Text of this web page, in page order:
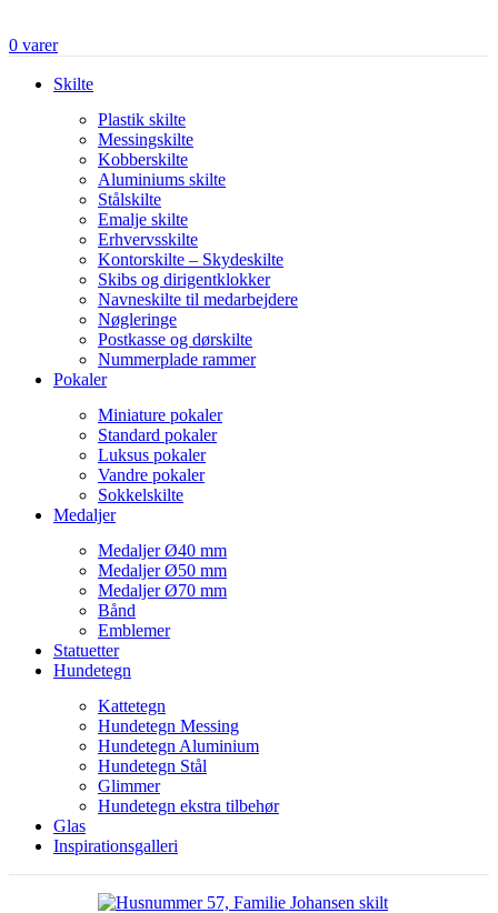
0 varer
Skilte
Plastik skilte
Messingskilte
Kobberskilte
Aluminiums skilte
Stålskilte
Emalje skilte
Erhvervsskilte
Kontorskilte – Skydeskilte
Skibs og dirigentklokker
Navneskilte til medarbejdere
Nøgleringe
Postkasse og dørskilte
Nummerplade rammer
Pokaler
Miniature pokaler
Standard pokaler
Luksus pokaler
Vandre pokaler
Sokkelskilte
Medaljer
Medaljer Ø40 mm
Medaljer Ø50 mm
Medaljer Ø70 mm
Bånd
Emblemer
Statuetter
Hundetegn
Kattetegn
Hundetegn Messing
Hundetegn Aluminium
Hundetegn Stål
Glimmer
Hundetegn ekstra tilbehør
Glas
Inspirationsgalleri